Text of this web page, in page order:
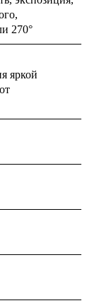
270°
яркой